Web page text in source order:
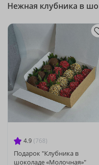
Нежная клубника в
4.9 (768)
Подарок "Клубника в
шоколаде «Молочная»"